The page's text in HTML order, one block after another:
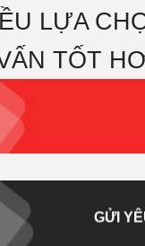
LỰA
TỐT
GỬI